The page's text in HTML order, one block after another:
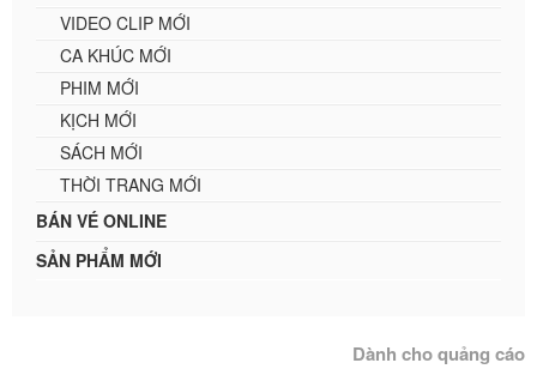
VIDEO CLIP MỚI
CA KHÚC MỚI
PHIM MỚI
KỊCH MỚI
SÁCH MỚI
THỜI TRANG MỚI
BÁN VÉ ONLINE
SẢN PHẨM MỚI
Dành cho quảng cáo